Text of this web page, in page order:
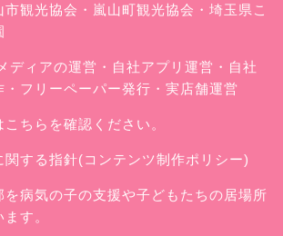
観光協会・嵐山町観光協会・埼玉県こ
ディアの運営・自社アプリ運営・自社
・フリーペーパー発行・実店舗運営
ちらを確認ください。
関する指針(コンテンツ制作ポリシー)
を病気の子の支援や子どもたちの居場所
す。